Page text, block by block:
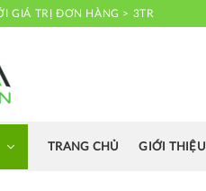
GIÁ TRỊ ĐƠN HÀNG > 3TR
TRANG CHỦ GIỚI THIỆU